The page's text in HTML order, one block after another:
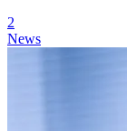
2
News